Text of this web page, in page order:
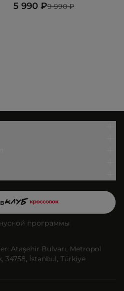
9 990 ₽
5 990 ₽
программы
Ataşehir Bulvarı, Metropol
34758, İstanbul, Türkiye